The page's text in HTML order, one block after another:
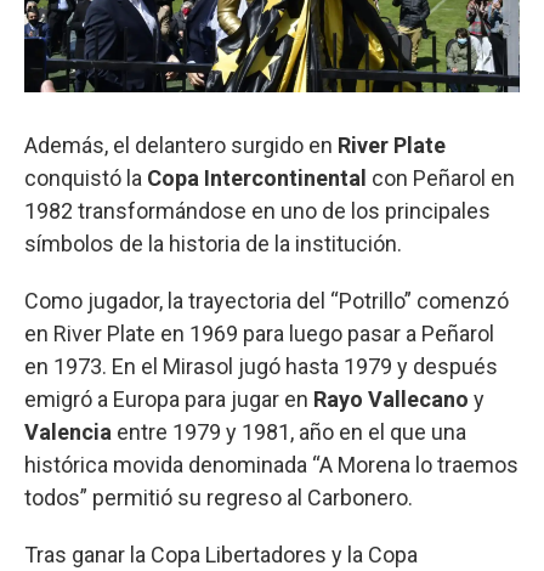
Además, el delantero surgido en River Plate
conquistó la Copa Intercontinental con Peñarol en
1982 transformándose en uno de los principales
símbolos de la historia de la institución.
Como jugador, la trayectoria del “Potrillo” comenzó
en River Plate en 1969 para luego pasar a Peñarol
en 1973. En el Mirasol jugó hasta 1979 y después
emigró a Europa para jugar en Rayo Vallecano y
Valencia entre 1979 y 1981, año en el que una
histórica movida denominada “A Morena lo traemos
todos” permitió su regreso al Carbonero.
Tras ganar la Copa Libertadores y la Copa